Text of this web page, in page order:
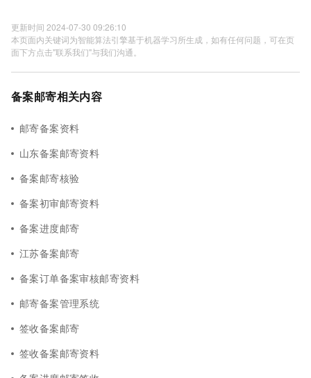
更新时间 2024-07-30 09:26:10
本页面内关键词为智能算法引擎基于机器学习所生成，如有任何问题，可在页
面下方点击"联系我们"与我们沟通。
备案邮寄相关内容
邮寄备案资料
山东备案邮寄资料
备案邮寄核验
备案初审邮寄资料
备案进度邮寄
江苏备案邮寄
备案订单备案审核邮寄资料
邮寄备案管理系统
签收备案邮寄
签收备案邮寄资料